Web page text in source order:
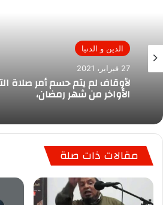
الدين و الدنيا
27 فبراير، 2021
لأوقاف لم يتم حسم أمر
الأواخر من شهر رمضان،
مقالات ذات صلة